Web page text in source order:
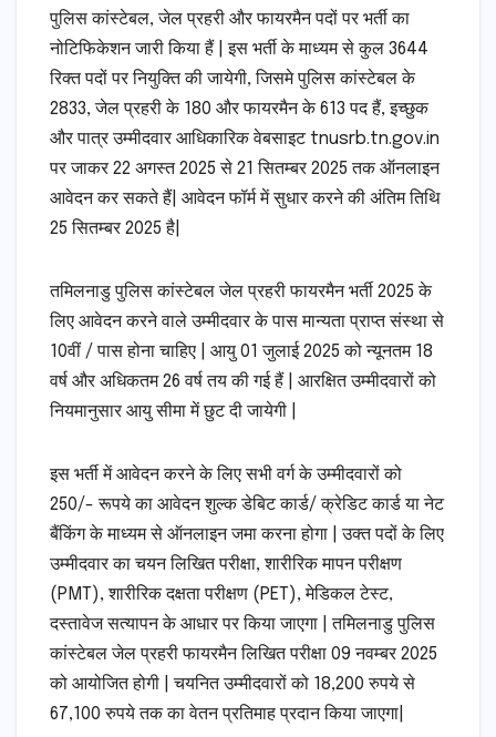
पुलिस कांस्टेबल, जेल प्रहरी और फायरमैन पदों पर भर्ती का
नोटिफिकेशन जारी किया हैं | इस भर्ती के माध्यम से कुल 3644
रिक्त पदों पर नियुक्ति की जायेगी, जिसमे पुलिस कांस्टेबल के
2833, जेल प्रहरी के 180 और फायरमैन के 613 पद हैं, इच्छुक
और पात्र उम्मीदवार आधिकारिक वेबसाइट tnusrb.tn.gov.in
पर जाकर 22 अगस्त 2025 से 21 सितम्बर 2025 तक ऑनलाइन
आवेदन कर सकते हैं| आवेदन फॉर्म में सुधार करने की अंतिम तिथि
25 सितम्बर 2025 है|
तमिलनाडु पुलिस कांस्टेबल जेल प्रहरी फायरमैन भर्ती 2025 के
लिए आवेदन करने वाले उम्मीदवार के पास मान्यता प्राप्त संस्था से
10वीं / पास होना चाहिए | आयु 01 जुलाई 2025 को न्यूनतम 18
वर्ष और अधिकतम 26 वर्ष तय की गई हैं | आरक्षित उम्मीदवारों को
नियमानुसार आयु सीमा में छुट दी जायेगी |
इस भर्ती में आवेदन करने के लिए सभी वर्ग के उम्मीदवारों को
250/- रूपये का आवेदन शुल्क डेबिट कार्ड/ क्रेडिट कार्ड या नेट
बैंकिंग के माध्यम से ऑनलाइन जमा करना होगा | उक्त पदों के लिए
उम्मीदवार का चयन लिखित परीक्षा, शारीरिक मापन परीक्षण
(PMT), शारीरिक दक्षता परीक्षण (PET), मेडिकल टेस्ट,
दस्तावेज सत्यापन के आधार पर किया जाएगा | तमिलनाडु पुलिस
कांस्टेबल जेल प्रहरी फायरमैन लिखित परीक्षा 09 नवम्बर 2025
को आयोजित होगी | चयनित उम्मीदवारों को 18,200 रुपये से
67,100 रुपये तक का वेतन प्रतिमाह प्रदान किया जाएगा|